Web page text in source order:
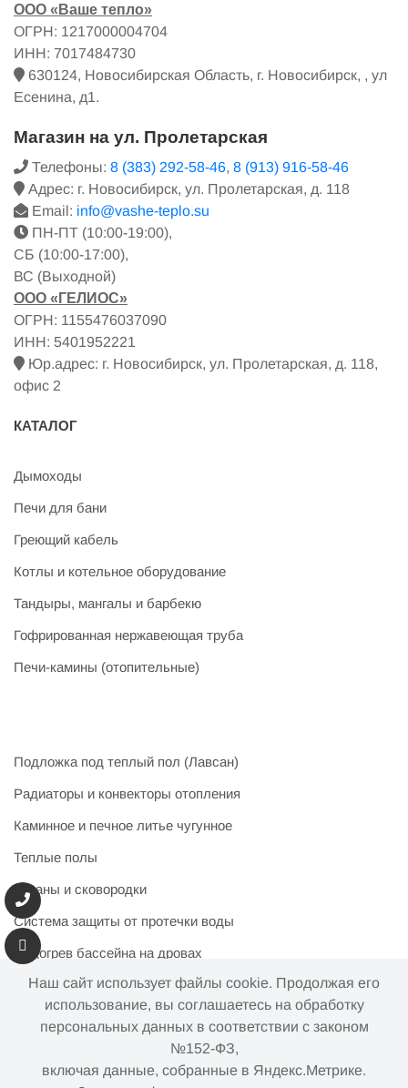
ООО «Ваше тепло»
ОГРН: 1217000004704
ИНН: 7017484730
630124, Новосибирская Область, г. Новосибирск, , ул
Есенина, д1.
Магазин на ул. Пролетарская
Телефоны: 8 (383) 292-58-46, 8 (913) 916-58-46
Адрес: г. Новосибирск, ул. Пролетарская, д. 118
Email: info@vashe-teplo.su
ПН-ПТ (10:00-19:00),
СБ (10:00-17:00),
ВС (Выходной)
ООО «ГЕЛИОС»
ОГРН: 1155476037090
ИНН: 5401952221
Юр.адрес: г. Новосибирск, ул. Пролетарская, д. 118,
офис 2
КАТАЛОГ
Дымоходы
Печи для бани
Греющий кабель
Котлы и котельное оборудование
Тандыры, мангалы и барбекю
Гофрированная нержавеющая труба
Печи-камины (отопительные)
Подложка под теплый пол (Лавсан)
Радиаторы и конвекторы отопления
Каминное и печное литье чугунное
Теплые полы
Казаны и сковородки
Система защиты от протечки воды
Подогрев бассейна на дровах
Информация на сайте не является публичной офертой.
Наличие и цены товара могут меняться, просьба
уточнять у менеджера при подтверждении заказа.
Наш сайт использует файлы cookie. Продолжая его
использование, вы соглашаетесь на обработку
персональных данных в соответствии с законом
№152-ФЗ,
включая данные, собранные в Яндекс.Метрике.